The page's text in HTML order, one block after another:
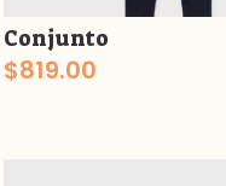
Conjunto
$819.00